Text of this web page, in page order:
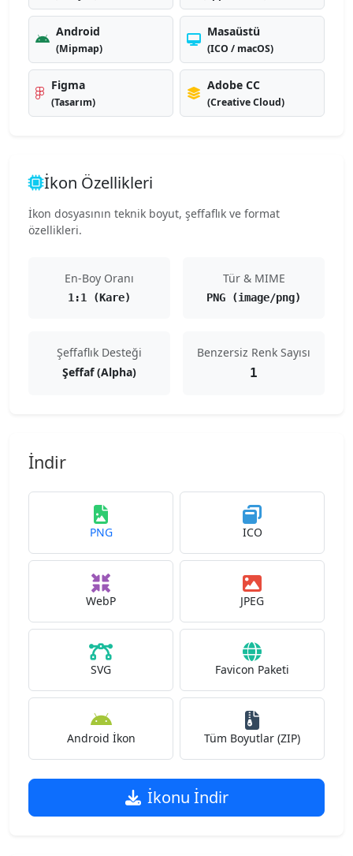
Android
(Mipmap)
Masaüstü
(ICO / macOS)
Figma
(Tasarım)
Adobe CC
(Creative Cloud)
İkon Özellikleri
İkon dosyasının teknik boyut, şeffaflık ve format
özellikleri.
En-Boy Oranı
1:1 (Kare)
Tür & MIME
PNG (image/png)
Şeffaflık Desteği
Şeffaf (Alpha)
Benzersiz Renk Sayısı
1
İndir
PNG ICO
WebP JPEG
SVG Favicon Paketi
Android İkon Tüm Boyutlar (ZIP)
İkonu İndir